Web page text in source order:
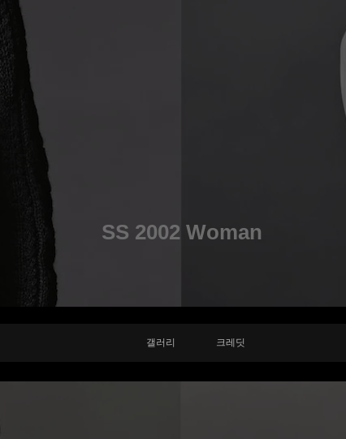
SS 2002 Woman
갤러리 크레딧